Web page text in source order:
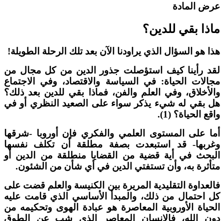
المادة
بقي للدين؟
هو السؤال الذي يراودنا الآن بعد تلك الرحلة الطويلة!
رأينا كيف استؤصلت جذور الدين من كل مجال من
الحياة: في السياسة والاقتصاد، وفي الاجتماع
وفي العلم والفن، فماذا بقي للدين بعد ذلك؟
بقي له شيء يذكر سواء على الصعيد النظري أو في
الحياة؟ (1).
على المستوى العلمي والفكري فإن أوروبا -شرقها
قد استبعدت بصفة مطلقة أن تكلف نفسها
في أية قضية من القضايا منطلقة من الدين أو
به، وأن تستفتي الدين في أي شأن من الشئون.
التقليدية المريرة بين الكنيسة والعلم قضت على
احتمال من ذلك، والمبدأ الأساسي الذي قامت عليه
الأوروبية المعاصرة هو عبادة الهوى وتحكيمه من
الله، فالإنسان المعاصر الذي شب عن الطوق